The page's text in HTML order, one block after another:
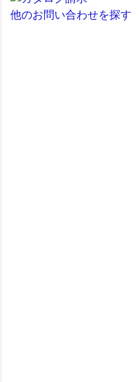
他のお問い合わせを探す